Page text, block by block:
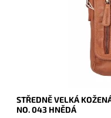
Skladem
21121
Bull Burry
2 roky
STŘEDNĚ VELKÁ
NO. 043 HNĚDÁ